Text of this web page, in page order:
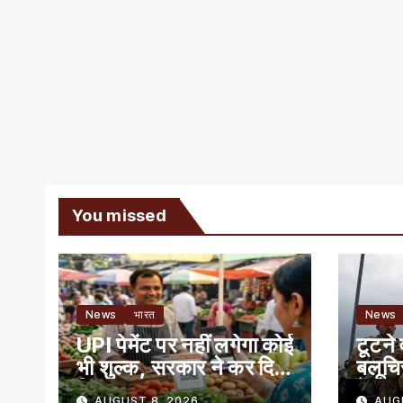
You missed
News भारत
UPI पेमेंट पर नहीं लगेगा कोई
भी शुल्क, सरकार ने कर दिया
क्लियर
News
टूटने
में